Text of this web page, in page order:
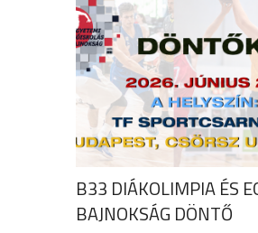
B33 DIÁKOLIMPIA ÉS
BAJNOKSÁG DÖNTŐ